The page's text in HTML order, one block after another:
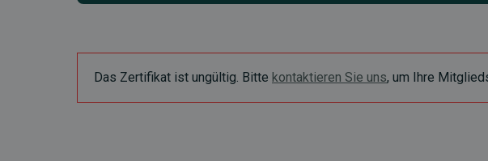
Das Zertifikat ist ungültig. Bitte kontaktieren Sie uns, um Ihre